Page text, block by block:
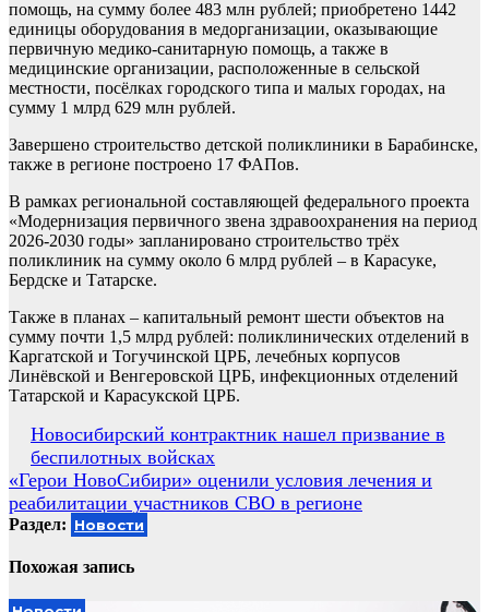
помощь, на сумму более 483 млн рублей; приобретено 1442
единицы оборудования в медорганизации, оказывающие
первичную медико-санитарную помощь, а также в
медицинские организации, расположенные в сельской
местности, посёлках городского типа и малых городах, на
сумму 1 млрд 629 млн рублей.
Завершено строительство детской поликлиники в Барабинске,
также в регионе построено 17 ФАПов.
В рамках региональной составляющей федерального проекта
«Модернизация первичного звена здравоохранения на период
2026-2030 годы» запланировано строительство трёх
поликлиник на сумму около 6 млрд рублей – в Карасуке,
Бердске и Татарске.
Также в планах – капитальный ремонт шести объектов на
сумму почти 1,5 млрд рублей: поликлинических отделений в
Каргатской и Тогучинской ЦРБ, лечебных корпусов
Линёвской и Венгеровской ЦРБ, инфекционных отделений
Татарской и Карасукской ЦРБ.
Навигация
по
записям
Новосибирский контрактник нашел призвание в
беспилотных войсках
«Герои НовоСибири» оценили условия лечения и
реабилитации участников СВО в регионе
Раздел: Новости
Похожая запись